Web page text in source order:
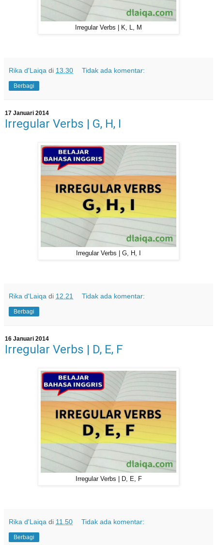
Irregular Verbs | K, L, M
Rika d'Laiqa di 13.30 Tidak ada komentar:
Berbagi
17 Januari 2014
Irregular Verbs | G, H, I
Irregular Verbs | G, H, I
Rika d'Laiqa di 12.21 Tidak ada komentar:
Berbagi
16 Januari 2014
Irregular Verbs | D, E, F
Irregular Verbs | D, E, F
Rika d'Laiqa di 11.50 Tidak ada komentar:
Berbagi